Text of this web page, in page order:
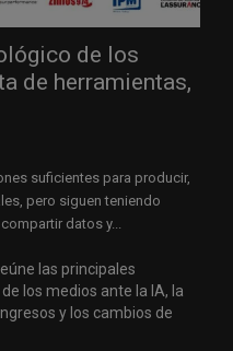
de los
de herramientas,
suficientes para producir,
pero siguen teniendo
datos y...
las principales
los medios ante la IA, la
y los cambios de